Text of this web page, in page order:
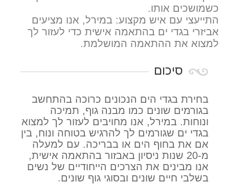
כשמושכים אותו.
התייעצי עם איש מקצוע: במירל, אנו מציעים
אביזרי בגדי ים בהתאמה אישית כדי לעזור לך
למצוא את ההתאמה המושלמת.
סיכום
בחירת בגדי הים הנכונים כרוכה בהתחשב
בגורמים שונים כמו מבנה גוף, תמיכה
ונוחות. במירל, אנו מחויבים לעזור לך למצוא
בגדי ים שגורמים לך להרגיש בטוחה ונוח, בין
אם את בחוף הים או בבריכה. עם למעלה
מ-20 שנות ניסיון באבזור בהתאמה אישית,
אנו מבינים את הצרכים הייחודיים של נשים
בשלבי חיים שונים ובסוגי גוף שונים.